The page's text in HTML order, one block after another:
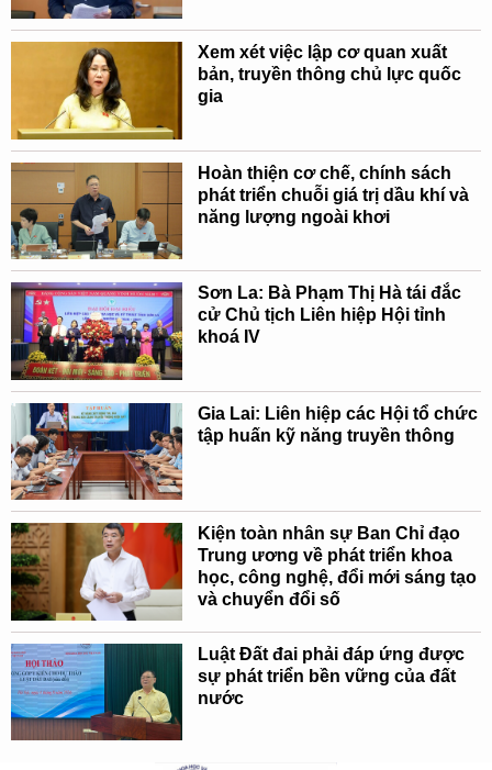
Xem xét việc lập cơ quan xuất
bản, truyền thông chủ lực quốc
gia
Hoàn thiện cơ chế, chính sách
phát triển chuỗi giá trị dầu khí và
năng lượng ngoài khơi
Sơn La: Bà Phạm Thị Hà tái đắc
cử Chủ tịch Liên hiệp Hội tỉnh
khoá IV
Gia Lai: Liên hiệp các Hội tổ chức
tập huấn kỹ năng truyền thông
Kiện toàn nhân sự Ban Chỉ đạo
Trung ương về phát triển khoa
học, công nghệ, đổi mới sáng tạo
và chuyển đổi số
Luật Đất đai phải đáp ứng được
sự phát triển bền vững của đất
nước